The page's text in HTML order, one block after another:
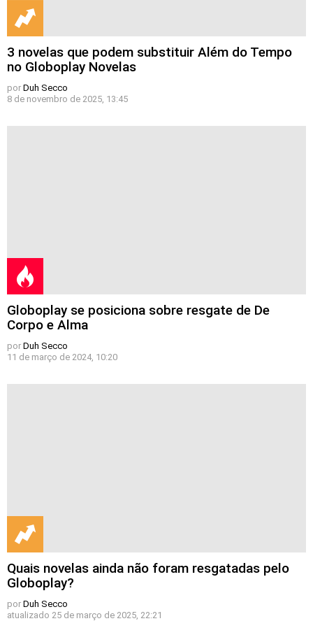
3 novelas que podem substituir Além do Tempo
no Globoplay Novelas
por Duh Secco
8 de novembro de 2025, 13:45
Globoplay se posiciona sobre resgate de De
Corpo e Alma
por Duh Secco
11 de março de 2024, 10:20
Quais novelas ainda não foram resgatadas pelo
Globoplay?
por Duh Secco
atualizado 25 de março de 2025, 22:21